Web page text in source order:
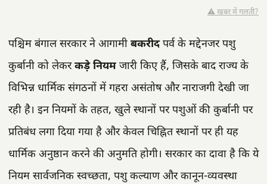
⚠️ खबर में गलती?
पश्चिम बंगाल सरकार ने आगामी बकरीदपर्व के मद्देनजर पशु
कुर्बानी को लेकरकड़े नियम जारी किए हैं, जिसके बाद राज्य के
विभिन्न धार्मिक संगठनों में गहरा असंतोष और नाराजगी देखी जा
रही है। इन नियमों के तहत, खुले स्थानों पर पशुओं की कुर्बानी पर
प्रतिबंध लगा दिया गया है और केवल चिह्नित स्थानों पर ही यह
धार्मिक अनुष्ठान करने की अनुमति होगी। सरकार का दावा है कि ये
नियम सार्वजनिक स्वच्छता, पशु कल्याण और कानून-व्यवस्था